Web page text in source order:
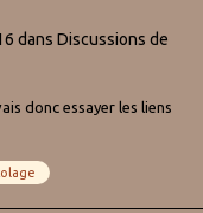
dans Discussions de
donc essayer les liens